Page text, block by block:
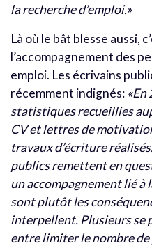
la recherche d’emploi.»
Là où le bât blesse aussi,
l’accompagnement des
emploi. Les écrivains
récemment indignés: «En
statistiques recueillies
CV et lettres de
travaux d’écriture
publics remettent en
un accompagnement lié à
sont plutôt les
interpellent. Plusieurs se
entre limiter le nombre de